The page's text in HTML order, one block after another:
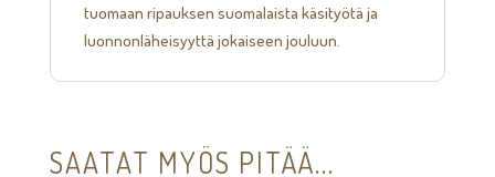
tuomaan ripauksen suomalaista käsityötä ja
luonnonläheisyyttä jokaiseen jouluun.
SAATAT MYÖS PITÄÄ...